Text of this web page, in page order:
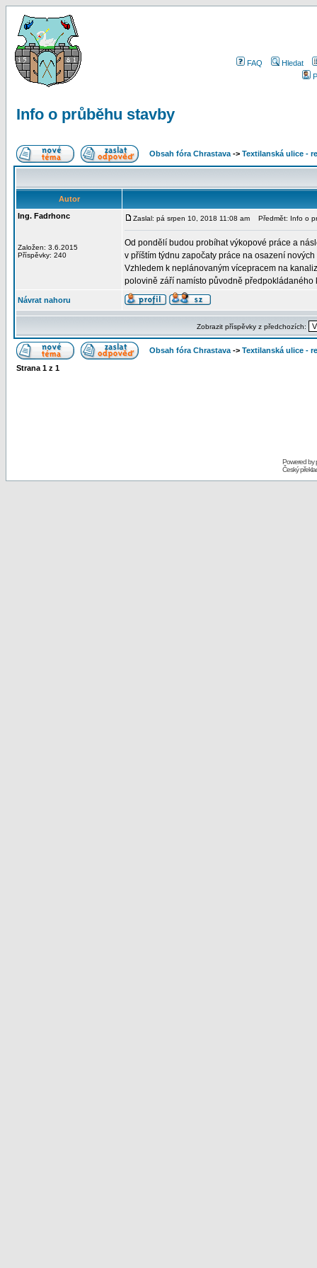
FAQ
Hledat
Info o průběhu stavby
Obsah fóra Chrastava -> Textilanská ulice -
Autor
Ing. Fadrhonc
Založen: 3.6.2015
Příspěvky: 240
Zaslal: pá srpen 10, 2018 11:08 am Předmět: Info o
Od pondělí budou probíhat výkopové práce a
v příštím týdnu započaty práce na osazení
Vzhledem k neplánovaným vícepracem na
polovině září namísto původně předpokládaného
Návrat nahoru
Zobrazit příspěvky z předchozích:
Obsah fóra Chrastava -> Textilanská ulice -
Strana 1 z 1
Powered by
Český